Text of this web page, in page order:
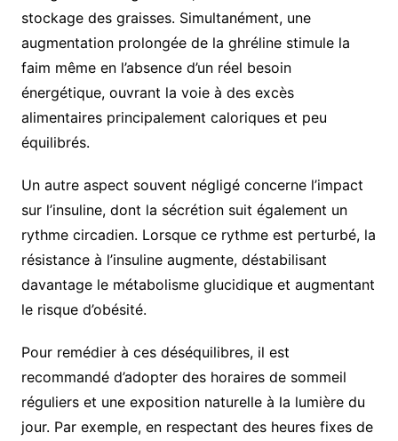
stockage des graisses. Simultanément, une
augmentation prolongée de la ghréline stimule la
faim même en l’absence d’un réel besoin
énergétique, ouvrant la voie à des excès
alimentaires principalement caloriques et peu
équilibrés.
Un autre aspect souvent négligé concerne l’impact
sur l’insuline, dont la sécrétion suit également un
rythme circadien. Lorsque ce rythme est perturbé, la
résistance à l’insuline augmente, déstabilisant
davantage le métabolisme glucidique et augmentant
le risque d’obésité.
Pour remédier à ces déséquilibres, il est
recommandé d’adopter des horaires de sommeil
réguliers et une exposition naturelle à la lumière du
jour. Par exemple, en respectant des heures fixes de